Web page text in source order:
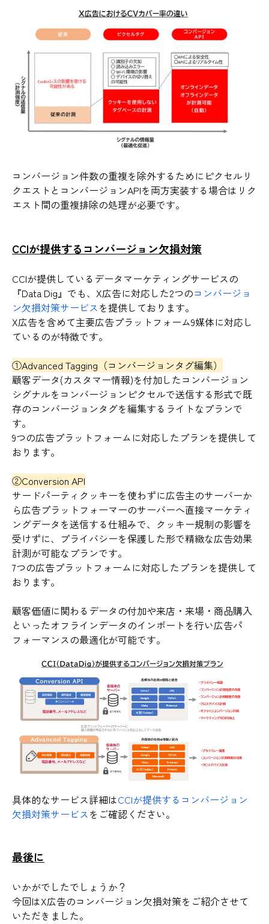
コンバージョン件数の重複を除外するためにピクセルリ
クエストとコンバージョンAPIを両方実装する場合はリク
エスト間の重複排除の処理が必要です。
CCIが提供するコンバージョン欠損対策
CCIが提供しているデータマーケティングサービスの
『Data Dig』でも、X広告に対応した2つのコンバージョ
ン欠損対策サービスを提供しております。
X広告を含めて主要広告プラットフォーム9媒体に対応し
ているのが特徴です。
①Advanced Tagging（コンバージョンタグ編集）
顧客データ(カスタマー情報)を付加したコンバージョン
シグナルをコンバージョンピクセルで送信する形式で既
存のコンバージョンタグを編集するライトなプランで
す。
9つの広告プラットフォームに対応したプランを提供して
おります。
②Conversion API
サードパーティクッキーを使わずに広告主のサーバーか
ら広告プラットフォーマーのサーバーへ直接マーケティ
ングデータを送信する仕組みで、クッキー規制の影響を
受けずに、プライバシーを保護した形で精緻な広告効果
計測が可能なプランです。
7つの広告プラットフォームに対応したプランを提供して
おります。
顧客価値に関わるデータの付加や来店・来場・商品購入
といったオフラインデータのインポートを行い広告パ
フォーマンスの最適化が可能です。
具体的なサービス詳細はCCIが提供するコンバージョン
欠損対策サービスをご確認ください。
最後に
いかがでしたでしょうか？
今回はX広告のコンバージョン欠損対策をご紹介させて
いただきました。